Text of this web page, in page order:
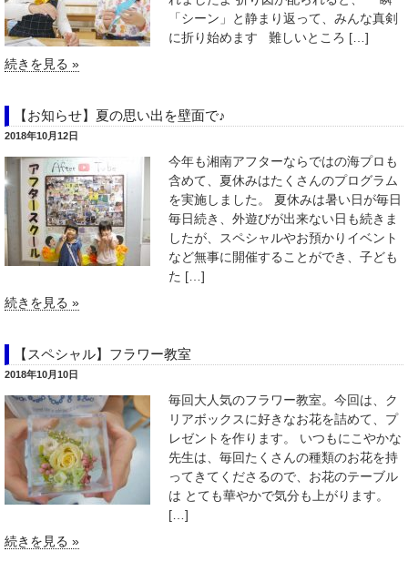
「シーン」と静まり返って、みんな真剣
に折り始めます 難しいところ […]
続きを見る »
【お知らせ】夏の思い出を壁面で♪
2018年10月12日
今年も湘南アフターならではの海プロも
含めて、夏休みはたくさんのプログラム
を実施しました。 夏休みは暑い日が毎日
毎日続き、外遊びが出来ない日も続きま
したが、スペシャルやお預かりイベント
など無事に開催することができ、子ども
た […]
続きを見る »
【スペシャル】フラワー教室
2018年10月10日
毎回大人気のフラワー教室。今回は、ク
リアボックスに好きなお花を詰めて、プ
レゼントを作ります。 いつもにこやかな
先生は、毎回たくさんの種類のお花を持
ってきてくださるので、お花のテーブル
は とても華やかで気分も上がります。
[…]
続きを見る »